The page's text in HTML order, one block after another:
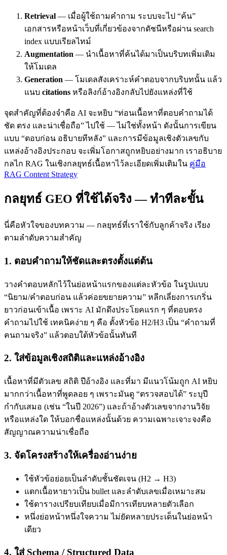
Retrieval — เมื่อผู้ใช้ถามคำถาม ระบบจะไป “ค้น”
เอกสารหรือหน้าเว็บที่เกี่ยวข้องจากดัชนีหรือผ่าน search
index แบบเรียลไทม์
Augmentation — นำเนื้อหาที่ค้นได้มาเป็นบริบทเพิ่มเติม
ให้โมเดล
Generation — โมเดลสังเคราะห์คำตอบจากบริบทนั้น แล้ว
แนบ citations หรือลิงก์อ้างอิงกลับไปยังแหล่งที่ใช้
จุดสำคัญที่ต้องจำคือ AI จะหยิบ “ท่อนเนื้อหาที่ตอบคำถามได้
ชัด ตรง และน่าเชื่อถือ” ไปใช้ — ไม่ใช่ทั้งหน้า ดังนั้นการเขียน
แบบ “ตอบก่อน อธิบายทีหลัง” และการมีข้อมูลเชิงตัวเลขกับ
แหล่งอ้างอิงประกอบ จะเพิ่มโอกาสถูกหยิบอย่างมาก เราอธิบาย
กลไก RAG ในเชิงกลยุทธ์เนื้อหาไว้ละเอียดเพิ่มเติมใน คู่มือ
RAG Content Strategy
กลยุทธ์ GEO ที่ใช้ได้จริง — ทำทีละขั้น
นี่คือหัวใจของบทความ — กลยุทธ์ที่เราใช้กับลูกค้าจริง เรียง
ตามลำดับความสำคัญ
1. ตอบคำถามให้ชัดและตรงตั้งแต่ต้น
วางคำตอบหลักไว้ในย่อหน้าแรกของแต่ละหัวข้อ ในรูปแบบ
“นิยาม/คำตอบก่อน แล้วค่อยขยายความ” หลีกเลี่ยงการเกริ่น
ยาวก่อนเข้าเนื้อ เพราะ AI มักดึงประโยคแรก ๆ ที่ตอบตรง
คำถามไปใช้ เทคนิคง่าย ๆ คือ ตั้งหัวข้อ H2/H3 เป็น “คำถามที่
คนถามจริง” แล้วตอบใต้หัวข้อนั้นทันที
2. ใส่ข้อมูลเชิงสถิติและแหล่งอ้างอิง
เนื้อหาที่มีตัวเลข สถิติ ปีอ้างอิง และที่มา มีแนวโน้มถูก AI หยิบ
มากกว่าเนื้อหาที่พูดลอย ๆ เพราะมันดู “ตรวจสอบได้” ระบุปี
กำกับเสมอ (เช่น “ในปี 2026”) และถ้าอ้างตัวเลขจากงานวิจัย
หรือแหล่งใด ให้บอกชื่อแหล่งนั้นด้วย ความเฉพาะเจาะจงคือ
สัญญาณความน่าเชื่อถือ
3. จัดโครงสร้างให้เครื่องอ่านง่าย
ใช้หัวข้อย่อยเป็นลำดับชั้นชัดเจน (H2 → H3)
แตกเนื้อหายาวเป็น bullet และลำดับเลขเมื่อเหมาะสม
ใช้ตารางเปรียบเทียบเมื่อมีการเทียบหลายตัวเลือก
หนึ่งย่อหน้าหนึ่งใจความ ไม่ยัดหลายประเด็นในย่อหน้า
เดียว
4. ใส่ Schema / Structured Data